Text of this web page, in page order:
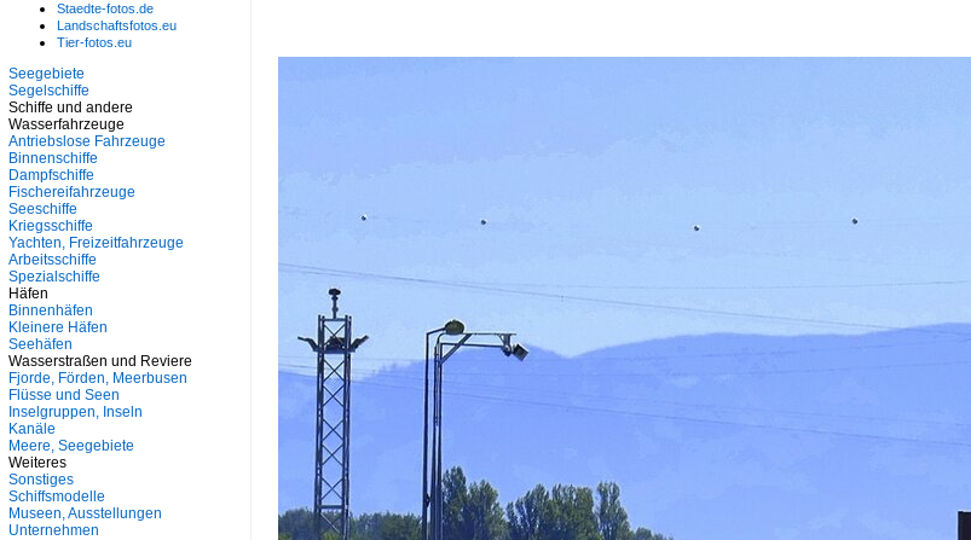
Staedte-fotos.de
Landschaftsfotos.eu
Tier-fotos.eu
Seegebiete
Segelschiffe
Schiffe und andere
Wasserfahrzeuge
Antriebslose Fahrzeuge
Binnenschiffe
Dampfschiffe
Fischereifahrzeuge
Seeschiffe
Kriegsschiffe
Yachten, Freizeitfahrzeuge
Arbeitsschiffe
Spezialschiffe
Häfen
Binnenhäfen
Kleinere Häfen
Seehäfen
Wasserstraßen und Reviere
Fjorde, Förden, Meerbusen
Flüsse und Seen
Inselgruppen, Inseln
Kanäle
Meere, Seegebiete
Weiteres
Sonstiges
Schiffsmodelle
Museen, Ausstellungen
Unternehmen